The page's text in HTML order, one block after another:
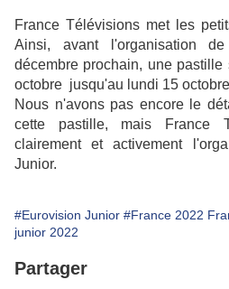
France Télévisions met les
Ainsi, avant l'organisation
décembre prochain, une
octobre jusqu'au lundi 15
Nous n'avons pas encore le
cette pastille, mais France
clairement et activement
Junior.
#Eurovision Junior #France 2022
junior 2022
Partager